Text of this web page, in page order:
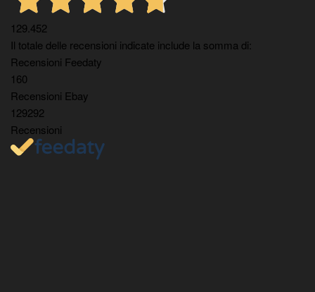
129.452
Il totale delle recensioni indicate include la somma di:
Recensioni Feedaty
160
Recensioni Ebay
129292
Recensioni